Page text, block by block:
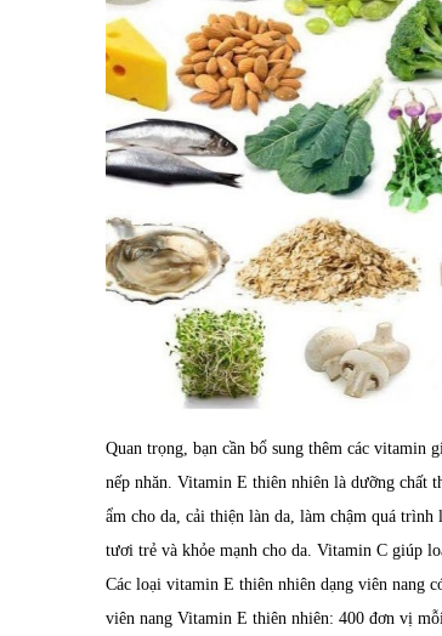
Quan trọng, bạn cần bổ sung thêm các vitamin
nếp nhăn. Vitamin E thiên nhiên là dưỡng chất
ẩm cho da, cải thiện làn da, làm chậm quá
tươi trẻ và khỏe mạnh cho da. Vitamin C giúp
Các loại vitamin E thiên nhiên dạng viên nang
viên nang Vitamin E thiên nhiên: 400 đơn vị